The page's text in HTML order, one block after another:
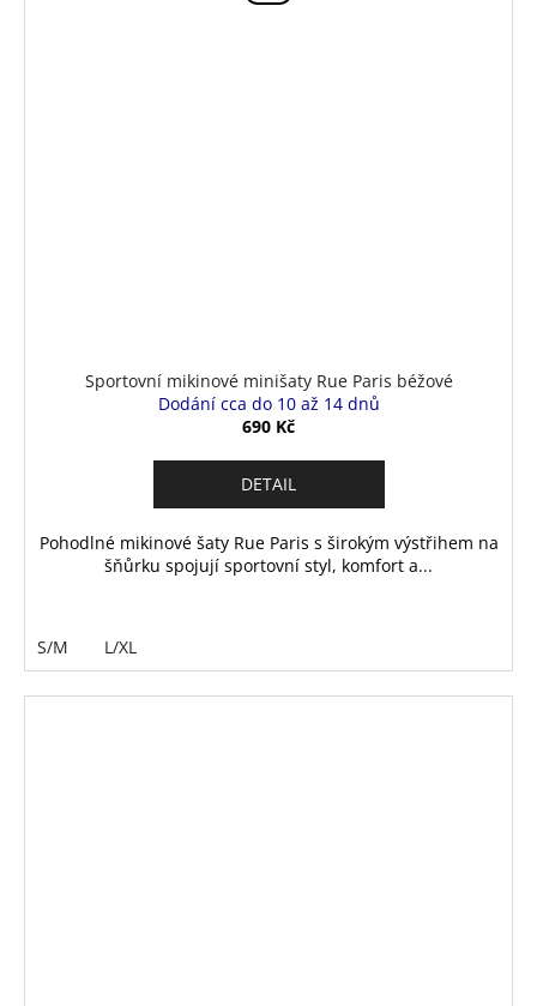
Sportovní mikinové minišaty Rue Paris béžové
Dodání cca do 10 až 14 dnů
690 Kč
DETAIL
Pohodlné mikinové šaty Rue Paris s širokým výstřihem na
šňůrku spojují sportovní styl, komfort a...
S/M L/XL